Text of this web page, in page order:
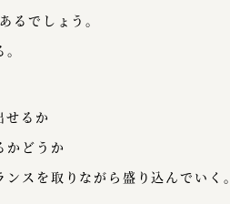
るでしょう。
せるか
かどうか
スを取りながら盛り込んでいく。